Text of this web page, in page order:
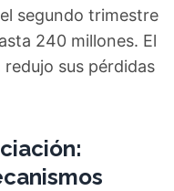
segundo trimestre
240 millones. El
sus pérdidas